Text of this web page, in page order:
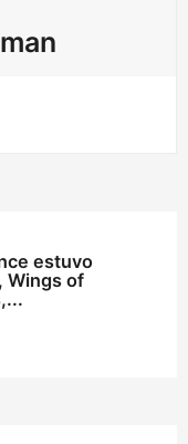
estuvo
Wings of